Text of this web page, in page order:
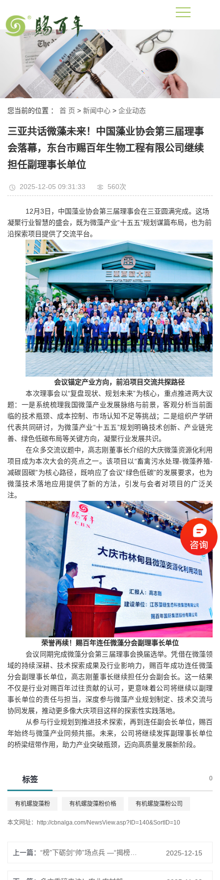
您当前的位置 ： 首 页 > 新闻中心 > 企业动态
三亚共话微藻未来！中国藻业协会第三届理事
会落幕，东台市赐百年生物工程有限公司继续
担任副理事长单位
2025-12-05 09:31:33 560次
12月3日，中国藻业协会第三届理事会在三亚圆满完成。这场
凝聚行业智慧的盛会，既为微藻产业“十五五”规划谋篇布局，也为前
沿探索项目提供了交流平台。
会议锚定产业方向，前沿项目交流共探路径
本次理事会以“复盘现状、规划未来”为核心，重点推进两大议
题：一是系统梳理我国微藻产业发展脉络与前景，客观分析当前面
临的技术瓶颈、成本控制、市场认知不足等挑战；二是组织产学研
代表共同研讨，为微藻产业“十五五”规划明确技术创新、产业链完
善、绿色低碳布局等关键方向，凝聚行业发展共识。
在众多交流议题中，高志刚董事长介绍的大庆微藻资源化利用
项目成为本次大会的亮点之一。该项目以“畜禽污水处理-微藻养殖-
减碳固碳”为核心路径，既响应了会议“绿色低碳”的发展要求，也为
微藻技术落地应用提供了新的方法，引发与会者对项目的广泛关
注。
荣誉再续！赐百年连任微藻分会副理事长单位
会议同期完成微藻分会第三届理事会换届选举。凭借在微藻领
域的持续深耕、技术探索成果及行业影响力，赐百年成功连任微藻
分会副理事长单位，高志刚董事长继续担任分会副会长。这一结果
不仅是行业对赐百年过往贡献的认可，更意味着公司将继续以副理
事长单位的责任与担当，深度参与微藻产业规划制定、技术交流与
协同发展，推动更多像大庆项目这样的探索性实践落地。
从参与行业规划到推进技术探索，再到连任副会长单位，赐百
年始终与微藻产业同频共振。未来，公司将继续发挥副理事长单位
的桥梁纽带作用，助力产业突破瓶颈，迈向高质量发展新阶段。
标签 0
有机螺旋藻粉 有机螺旋藻粉价格 有机螺旋藻粉公司
本文网址： http://cbnalga.com/NewsView.asp?ID=140&SortID=10
上一篇： “榜”下砺剑“帅”场点兵 —“揭榜挂帅”项目现场考察侧记 2025-12-15